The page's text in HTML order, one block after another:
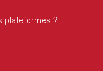
plateformes ?